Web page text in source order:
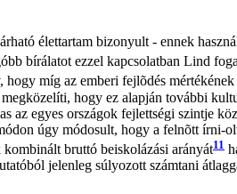
élettartam bizonyult - ennek
bírálatot ezzel kapcsolatban Lind
hogy míg az emberi fejlõdés
hogy ez alapján további
egyes országok fejlettségi szintje
úgy módosult, hogy a felnõtt
bruttó beiskolázási arányát11
jelenleg súlyozott számtani